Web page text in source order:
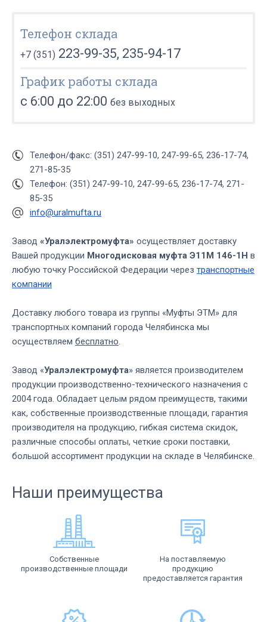
Телефон склада
+7 (351) 223-99-35, 235-94-17
График работы склада
с 6:00 до 22:00 без выходных
Телефон/факс: (351) 247-99-10, 247-99-65, 236-17-74,
271-85-35
Телефон: (351) 247-99-10, 247-99-65, 236-17-74, 271-
85-35
info@uralmufta.ru
Завод «Уралэлектромуфта» осуществляет доставку
Вашей продукции Многодисковая муфта Э11М 146-1Н в
любую точку Российской Федерации через транспортные
компании
Доставку любого товара из группы «Муфты ЭТМ» для
транспортных компаний города Челябинска мы
осуществляем бесплатно.
Завод «Уралэлектромуфта» является производителем
продукции производственно-технического назначения с
2004 года. Обладает целым рядом преимуществ, такими
как, собственные производственные площади, гарантия
производителя на продукцию, гибкая система скидок,
различные способы оплаты, четкие сроки поставки,
большой ассортимент продукции на складе в Челябинске.
Наши преимущества
Собственные
производственные площади
На поставляемую
продукцию
предоставляется гарантия